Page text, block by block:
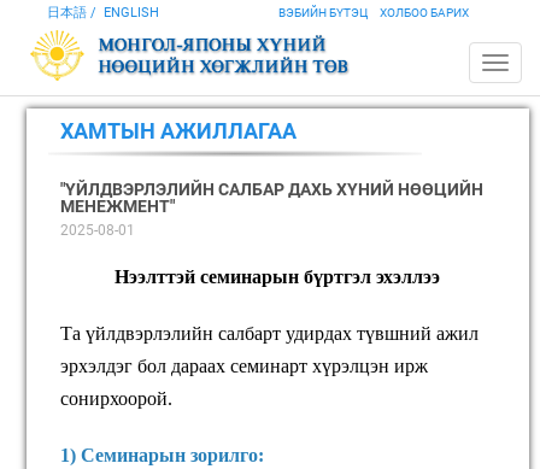
ВЭБИЙН БҮТЭЦ ХОЛБОО БАРИХ
日本語 ENGLISH
ХАМТЫН АЖИЛЛАГАА
"ҮЙЛДВЭРЛЭЛИЙН САЛБАР ДАХЬ ХҮНИЙ НӨӨЦИЙН
МЕНЕЖМЕНТ"
2025-08-01
Нээлттэй семинарын бүртгэл эхэллээ
Та үйлдвэрлэлийн салбарт удирдах түвшний ажил
эрхэлдэг бол дараах семинарт хүрэлцэн ирж
сонирхоорой.
1) Семинарын зорилго: